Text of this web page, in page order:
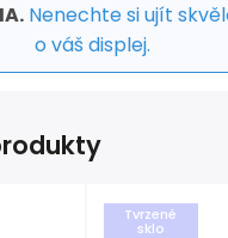
Nenechte si ujít
o váš displej.
Tvrzené
sklo